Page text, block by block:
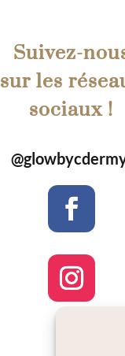
Suivez-
sur les
sociaux !